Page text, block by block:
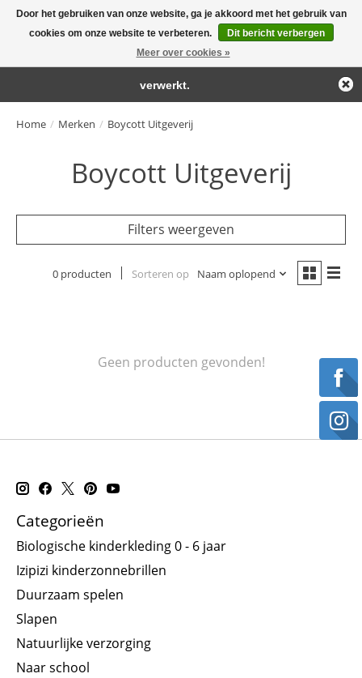
Large selection of products and fast shipping!
Home / Merken / Boycott Uitgeverij
Boycott Uitgeverij
Filters weergeven
0 producten Sorteren op Naam oplopend
Geen producten gevonden!
Categorieën
Biologische kinderkleding 0 - 6 jaar
Izipizi kinderzonnebrillen
Duurzaam spelen
Slapen
Natuurlijke verzorging
Naar school
Door het gebruiken van onze website, ga je akkoord met het gebruik van
cookies om onze website te verbeteren.
Dit bericht verbergen
Meer over cookies »
← Keer terug naar de backofficeDeze winkel is in aanbouw.
Eventueel geplaatste orders zullen niet worden gehonoreerd of
verwerkt.